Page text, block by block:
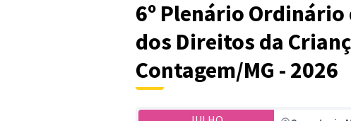
6º Plenário
dos Direitos da
Contagem/MG - 2026